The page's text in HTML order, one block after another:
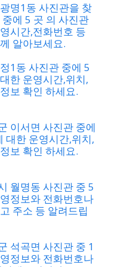
명1동 사진관을 찾
에 5 곳 의 사진관
시간,전화번호 등
알아보세요.
1동 사진관 중에 5
한 운영시간,위치,
보 확인 하세요.
이서면 사진관 중에
대한 운영시간,위치,
보 확인 하세요.
월명동 사진관 중 5
정보와 전화번호나
주소 등 알려드립
석곡면 사진관 중 1
정보와 전화번호나